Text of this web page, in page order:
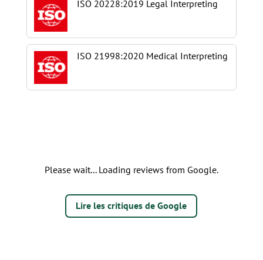
ISO 20228:2019 Legal Interpreting
ISO 21998:2020 Medical Interpreting
Please wait... Loading reviews from Google.
Lire les critiques de Google